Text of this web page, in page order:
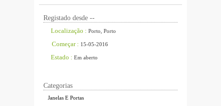
Registado desde --
Localização : Porto, Porto
Começar : 15-05-2016
Estado : Em aberto
Categorias
Janelas E Portas